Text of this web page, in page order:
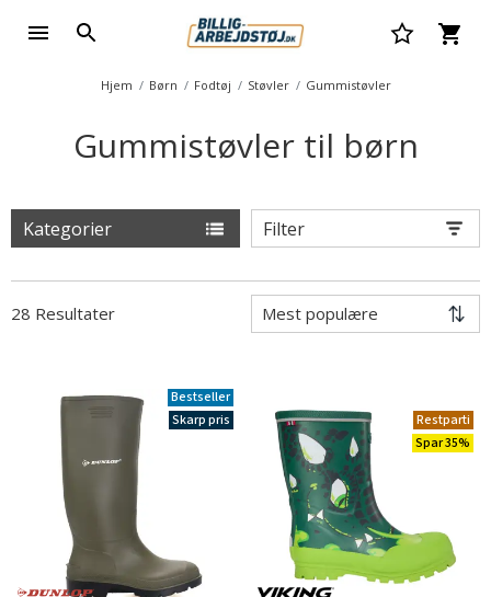
Hjem Børn Fodtøj Støvler Gummistøvler
Gummistøvler til børn
Kategorier Filter
28 Resultater
Bestseller
Skarp pris
Restparti
Spar 35%